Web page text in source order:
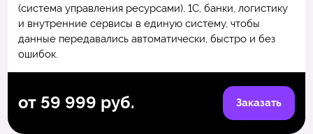
(система управления ресурсами), 1С, банки, логистику
и внутренние сервисы в единую систему, чтобы
данные передавались автоматически, быстро и без
ошибок.
от 59 999 руб. Заказать